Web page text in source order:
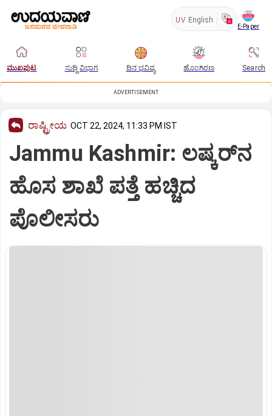
UV English
E-Paper
ಮುಖಪುಟ ಸುದ್ದಿ ವಿಭಾಗ ದಿನ ಭವಿಷ್ಯ ಹೊಂಗಿರಣ Search
ADVERTISEMENT
ರಾಷ್ಟ್ರೀಯ OCT 22, 2024, 11:33 PM IST
Jammu Kashmir: ಲಷ್ಕರ್‌ನ
ಹೊಸ ಶಾಖೆ ಪತ್ತೆ ಹಚ್ಚಿದ
ಪೊಲೀಸರು